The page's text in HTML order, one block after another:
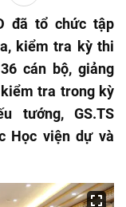
đã tổ chức tập
kiểm tra kỳ thi
cán bộ, giảng
tra trong kỳ
tướng, GS.TS
Học viện dự và